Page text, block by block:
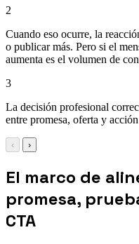
2
Cuando eso ocurre, la
o publicar más. Pero si el
aumenta es el volumen de
3
La decisión profesional
entre promesa, oferta y acción
‹ ›
El marco de
promesa,
CTA